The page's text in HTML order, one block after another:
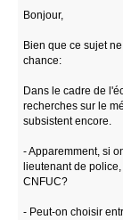
Bonjour,
Bien que ce sujet
chance:
Dans le cadre de
recherches sur le
subsistent encore.
- Apparemment, si
lieutenant de
CNFUC?
- Peut-on choisir